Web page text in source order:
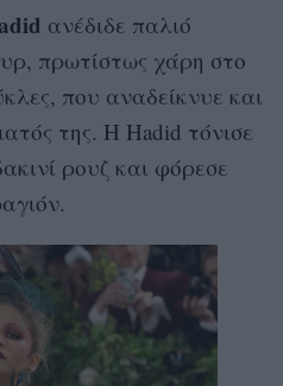
ανέδιδε παλιό
πρωτίστως χάρη στο
που αναδείκνυε και
της. Η Hadid τόνισε
ρουζ και φόρεσε